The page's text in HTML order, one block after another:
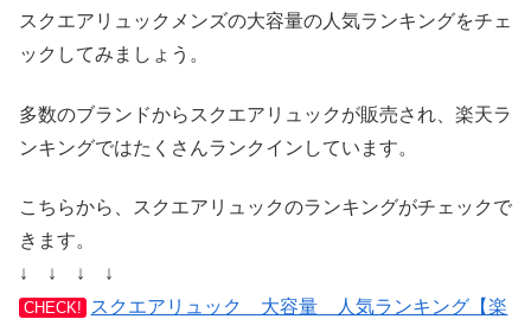
スクエアリュックメンズの大容量の人気ランキングをチェ
ックしてみましょう。
多数のブランドからスクエアリュックが販売され、楽天ラ
ンキングではたくさんランクインしています。
こちらから、スクエアリュックのランキングがチェックで
きます。
↓ ↓ ↓ ↓
CHECK!
スクエアリュック 大容量 人気ランキング【楽